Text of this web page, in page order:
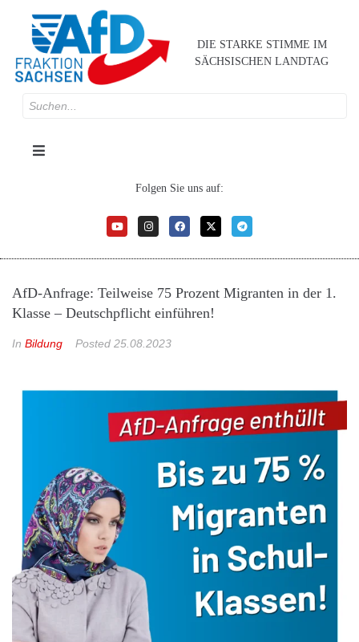
DIE STARKE STIMME IM
SÄCHSISCHEN LANDTAG
Folgen Sie uns auf:
AfD-Anfrage: Teilweise 75 Prozent Migranten in der 1.
Klasse – Deutschpflicht einführen!
In Bildung Posted 25.08.2023